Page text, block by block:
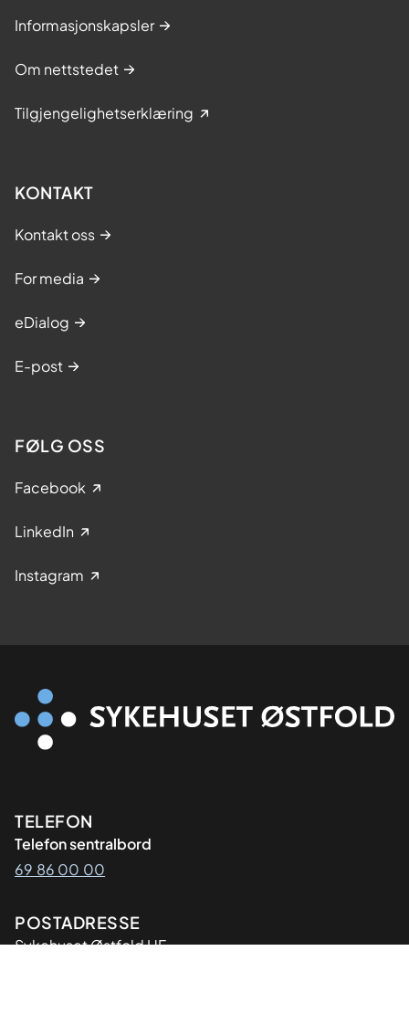
Informasjonskapsler
Om nettstedet
Tilgjengelighetserklæring
KONTAKT
Kontakt oss
For media
eDialog
E-post
FØLG OSS
Facebook
LinkedIn
Instagram
Kontaktinformasjon
TELEFON
Telefon sentralbord
69 86 00 00
Adresse
POSTADRESSE
Sykehuset Østfold HF